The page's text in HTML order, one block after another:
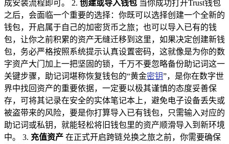
成安装流程即可。 2. 创建或导入钱包 当你成功打开Trust钱包
之后，会面临一个重要的选择：你既可以选择创建一个全新的
钱包，开启属于自己的加密货币之旅；也可以导入已有的钱
包，让你之前积累的资产无缝迁移到这里，如果决定创建新钱
包，务必严格按照系统提示认真设置密码，这就像是为你的数
字资产大门加上一把坚固的锁，千万不要忽略备份助记词这一
关键步骤，助记词堪称恢复钱包的“黄金密钥”，是你在数字世
界中找回资产的重要依据，一定要以极其谨慎的态度妥善保
存，可将其记录在安全的实体笔记本上，避免电子设备丢失或
被盗带来的风险，要是你打算导入已有钱包，只需输入对应的
助记词或私钥，就能轻松将旧钱包里的资产顺滑导入到新环境
中。 3. 充值资产 在正式开启跨链兑换之旅之前，你需要确保